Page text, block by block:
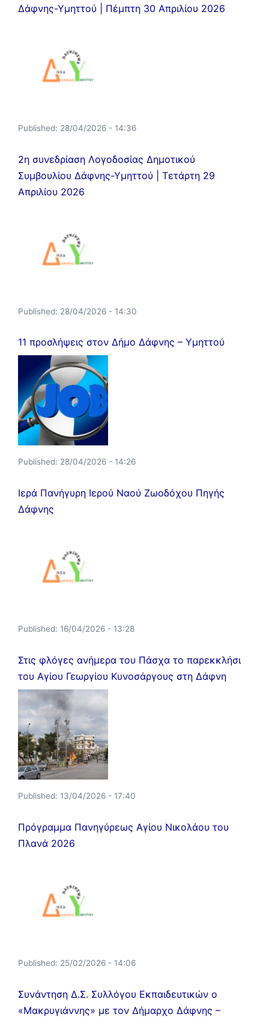
Δάφνης-Υμηττού | Πέμπτη 30 Απριλίου 2026
Published: 28/04/2026 - 14:36
2η συνεδρίαση Λογοδοσίας Δημοτικού
Συμβουλίου Δάφνης-Υμηττού | Τετάρτη 29
Απριλίου 2026
Published: 28/04/2026 - 14:30
11 προσλήψεις στον Δήμο Δάφνης – Υμηττού
Published: 28/04/2026 - 14:26
Ιερά Πανήγυρη Ιερού Ναού Ζωοδόχου Πηγής
Δάφνης
Published: 16/04/2026 - 13:28
Στις φλόγες ανήμερα του Πάσχα το παρεκκλήσι
του Αγίου Γεωργίου Κυνοσάργους στη Δάφνη
Published: 13/04/2026 - 17:40
Πρόγραμμα Πανηγύρεως Αγίου Νικολάου του
Πλανά 2026
Published: 25/02/2026 - 14:06
Συνάντηση Δ.Σ. Συλλόγου Εκπαιδευτικών ο
«Μακρυγιάννης» με τον Δήμαρχο Δάφνης –